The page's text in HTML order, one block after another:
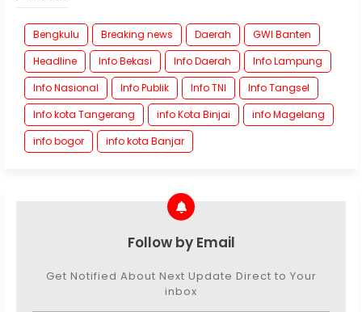
Bengkulu Breaking news Daerah
GWI Banten
Headline
Info Bekasi Info Daerah
Info Lampung
Info Nasional
Info Publik Info TNI
Info Tangsel
Info kota Tangerang
info Kota Binjai
info Magelang
info bogor
info kota Banjar
Follow by Email
Get Notified About Next Update Direct to Your
inbox